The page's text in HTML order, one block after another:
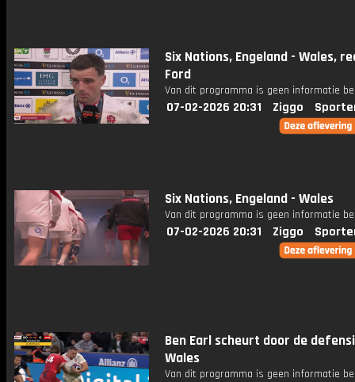
Six Nations, Engeland - Wales,
Ford
Van dit programma is geen informatie
07-02-2026 20:31 Ziggo
Six Nations, Engeland - Wales
Van dit programma is geen informatie
07-02-2026 20:31 Ziggo
Ben Earl scheurt door de
Wales
Van dit programma is geen informatie